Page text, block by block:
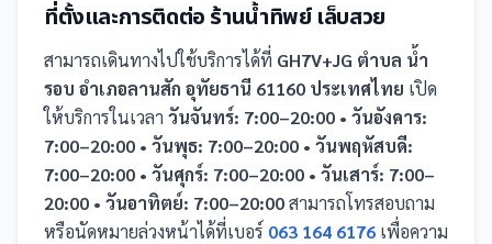
ที่ตั้งและการติดต่อ ร้านน้ำทิพย์ เล็บสวย
สามารถเดินทางไปใช้บริการได้ที่ GH7V+JG ตำบล น้ำ
รอบ อำเภอลานสัก อุทัยธานี 61160 ประเทศไทย เปิด
ให้บริการในเวลา วันจันทร์: 7:00–20:00 • วันอังคาร:
7:00–20:00 • วันพุธ: 7:00–20:00 • วันพฤหัสบดี:
7:00–20:00 • วันศุกร์: 7:00–20:00 • วันเสาร์: 7:00–
20:00 • วันอาทิตย์: 7:00–20:00สามารถโทรสอบถาม
หรือนัดหมายล่วงหน้าได้ที่เบอร์ 063 164 6176 เพื่อความ